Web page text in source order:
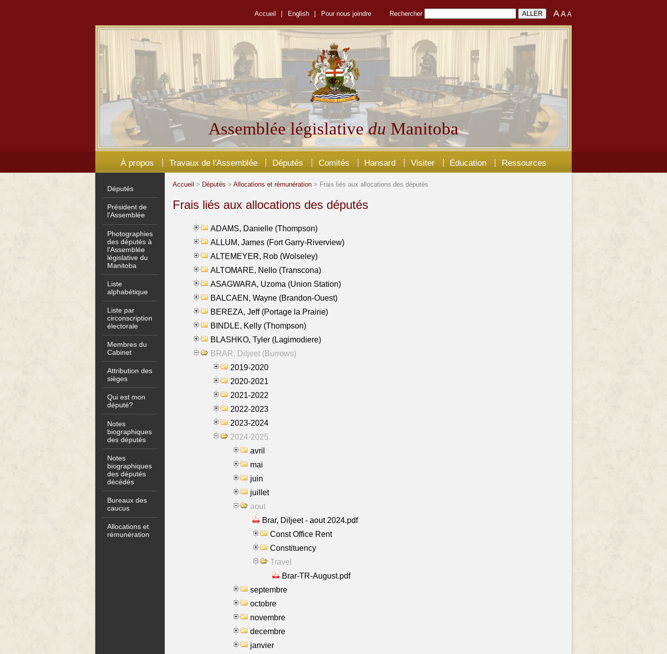
Accueil English Pour nous joindre Rechercher AA A
Assemblée législativedu Manitoba
À propos Travaux de l'Assemblée Députés Comités Hansard Visiter Éducation Ressources
Députés
Président de
l'Assemblée
Photographies
des députés à
l'Assemblée
législative du
Manitoba
Liste
alphabétique
Liste par
circonscription
électorale
Membres du
Cabinet
Attribution des
sièges
Qui est mon
député?
Notes
biographiques
des députés
Notes
biographiques
des députés
décédés
Bureaux des
caucus
Allocations et
rémunération
Accueil > Députés > Allocations et rémunération > Frais liés aux allocations des députés
Frais liés aux allocations des députés
ADAMS, Danielle (Thompson)
ALLUM, James (Fort Garry-Riverview)
ALTEMEYER, Rob (Wolseley)
ALTOMARE, Nello (Transcona)
ASAGWARA, Uzoma (Union Station)
BALCAEN, Wayne (Brandon-Ouest)
BEREZA, Jeff (Portage la Prairie)
BINDLE, Kelly (Thompson)
BLASHKO, Tyler (Lagimodiere)
BRAR, Diljeet (Burrows)
2019-2020
2020-2021
2021-2022
2022-2023
2023-2024
2024-2025
avril
mai
juin
juillet
aout
Brar, Diljeet - aout 2024.pdf
Const Office Rent
Constituency
Travel
Brar-TR-August.pdf
septembre
octobre
novembre
decembre
janvier